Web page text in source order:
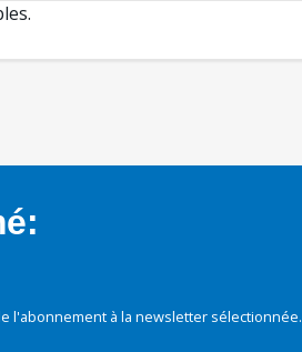
l'abonnement à la newsletter sélectionnée.